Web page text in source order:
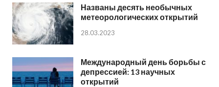
Названы десять необычных
метеорологических открытий
28.03.2023
Международный день борьбы с
депрессией: 13 научных
открытий